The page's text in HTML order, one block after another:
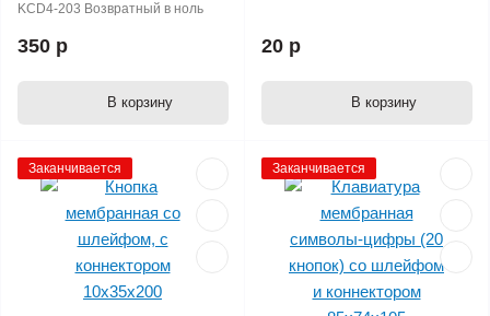
KCD4-203 Возвратный в ноль
350 р
В корзину
20 р
В корзину
Заканчивается Заканчивается